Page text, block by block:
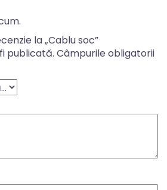
la „Cablu soc”
publicată. Câmpurile obligatorii